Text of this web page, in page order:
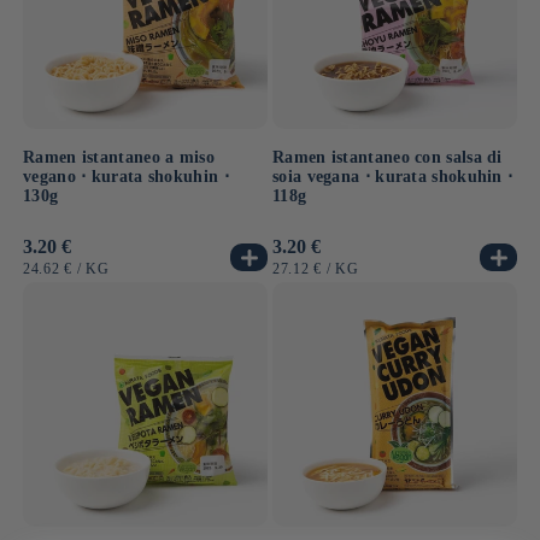
Ramen istantaneo a miso
vegano ⋅ kurata shokuhin ⋅
130g
Prezzo
di
3.20 €
PREZZO
24.62 € / PER
KG
Ramen istantaneo con salsa di
soia vegana ⋅ kurata shokuhin ⋅
118g
Prezzo
di
3.20 €
PREZZO
27.12 € / PER
KG